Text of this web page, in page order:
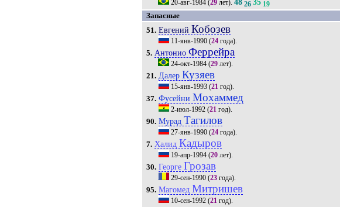
20-авг-1984 (29 лет). 26 19
Запасные
51. Евгений Кобозев
11-янв-1990 (24 года).
5. АнтониоФеррейра
24-окт-1984 (29 лет).
21. Далер Кузяев
15-янв-1993 (21 год).
37. Фусейни Мохаммед
2-июл-1992 (21 год).
90. МурадТагилов
27-янв-1990 (24 года).
7. Халид Кадыров
19-апр-1994 (20 лет).
30. Георге Грозав
29-сен-1990 (23 года).
95. Магомед Митришев
10-сен-1992 (21 год).